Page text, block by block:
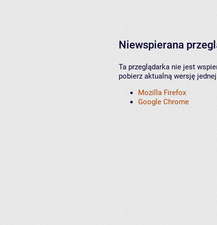
Niewspierana
Ta przeglądarka nie jest
pobierz aktualną wersję
Mozilla Firefox
Google Chrome